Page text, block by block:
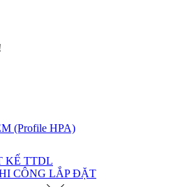
(Profile HPA)
KẾ TTDL
CÔNG LẮP ĐẶT